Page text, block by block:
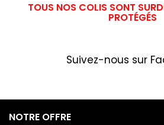
TOUS NOS COLIS SONT
PROTÉGÉS
Suivez-nous sur
NOTRE OFFRE